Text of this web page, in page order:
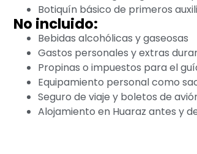
Botiquín básico de primeros
No incluido:
Bebidas alcohólicas y gaseosas
Gastos personales y extras
Propinas o impuestos para el
Equipamiento personal como
Seguro de viaje y boletos de
Alojamiento en Huaraz antes y